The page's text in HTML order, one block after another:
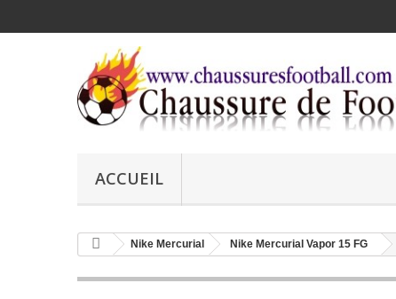
ACCUEIL
Nike Mercurial Nike Mercurial Vapor 15 FG